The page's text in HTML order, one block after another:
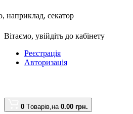
наприклад, секатор
Вітаємо, увійдіть до кабінету
Реєстрація
Авторизація
0 Tоварів,на 0.00 грн.